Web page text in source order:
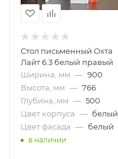
Стол письменный Охта
Лайт 6.3 белый правый
Ширина, мм — 900
Высота, мм — 766
Глубина, мм — 500
Цвет корпуса — белый
Цвет фасада — белый
в наличии